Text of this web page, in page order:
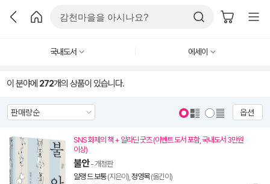
국내도서 에세이
이 분야에 272개의 상품이 있습니다.
옵션
SNS 화제의 책 + 알라딘 굿즈 (이벤트 도서 포함, 국내도서 3만원
이상)
불안- 개정판
알랭 드 보통(지은이), 정영목(옮긴이)